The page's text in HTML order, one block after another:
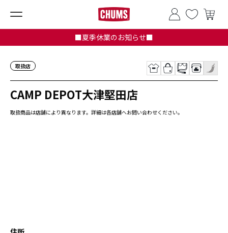
■夏季休業のお知らせ■
取扱店
CAMP DEPOT大津堅田店
取扱商品は店舗により異なります。詳細は各店舗へお問い合わせください。